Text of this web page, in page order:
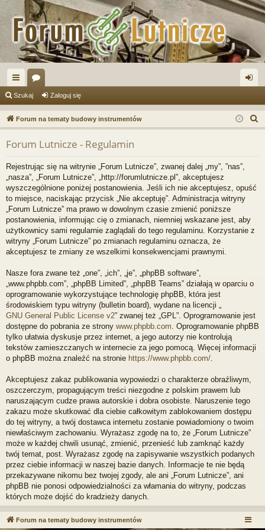
ię
ce
j
…
or
a og
uj
Szukaj Zaloguj się
Forum na tematy budowy instrumentów
z
Forum Lutnicze - Regulamin
Rejestrując się na witrynie „Forum Lutnicze”, zwanej dalej „my”, ”nas”,
„nasza”, „Forum Lutnicze”, „http://forumlutnicze.pl”, akceptujesz
wyszczególnione poniżej postanowienia. Jeśli ich nie akceptujesz, opuść
to miejsce, naciskając przycisk „Nie akceptuję”. Administracja witryny
„Forum Lutnicze” ma prawo w dowolnym czasie zmienić poniższe
postanowienia, informując cię o zmianach, niemniej wskazane jest, aby
użytkownicy sami regularnie zaglądali do tego regulaminu. Korzystanie z
witryny „Forum Lutnicze” po zmianach regulaminu oznacza, że
akceptujesz te zmiany ze wszelkimi konsekwencjami prawnymi.
Nasze fora zwane też „one”, „ich”, „je”, „phpBB software”,
„www.phpbb.com”, „phpBB Limited”, „phpBB Teams” działają w oparciu o
oprogramowanie wykorzystujące technologię phpBB, która jest
środowiskiem typu witryny (bulletin board), wydane na licencji „
GNU General Public License v2” zwanej też „GPL”. Oprogramowanie jest
dostępne do pobrania ze strony www.phpbb.com. Oprogramowanie phpBB
tylko ułatwia dyskusje przez internet, a jego autorzy nie kontrolują
tekstów zamieszczanych w internecie za jego pomocą. Więcej informacji
o phpBB można znaleźć na stronie https://www.phpbb.com/.
Akceptujesz zakaz publikowania wypowiedzi o charakterze obraźliwym,
oszczerczym, propagującym treści niezgodne z polskim prawem lub
naruszającym cudze prawa autorskie i dobra osobiste. Naruszenie tego
zakazu może skutkować dla ciebie całkowitym zablokowaniem dostępu
do tej witryny, a twój dostawca internetu zostanie powiadomiony o twoim
niewłaściwym zachowaniu. Wyrażasz zgodę na to, że „Forum Lutnicze”
może w każdej chwili usunąć, zmienić, przenieść lub zamknąć każdy
twój temat, post. Wyrażasz zgodę na zapisywanie wszystkich podanych
przez ciebie informacji w naszej bazie danych. Informacje te nie będą
przekazywane nikomu bez twojej zgody, ale ani „Forum Lutnicze”, ani
phpBB nie ponosi odpowiedzialności za włamania do witryny, podczas
których może dojść do kradzieży danych.
Forum na tematy budowy instrumentów